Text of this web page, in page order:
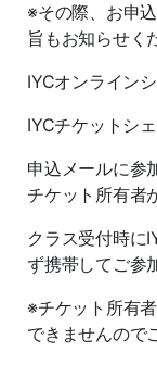
※その際、お申
旨もお知らせく
IYCオンライン
IYCチケットシ
申込メールに
チケット所有者
クラス受付時に
ず携帯してご参
※チケット所有
できませんので